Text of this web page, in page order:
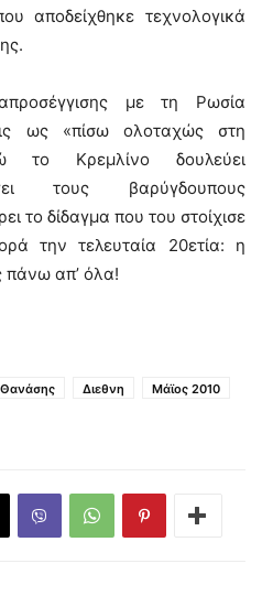
αποδείχθηκε τεχνολογικά
με τη Ρωσία
ως «πίσω ολοταχώς στη
το Κρεμλίνο δουλεύει
τους βαρύγδουπους
το δίδαγμα που του στοίχισε
την τελευταία 20ετία: η
πάνω απ’ όλα!
Θανάσης Διεθνη
Μάϊος 2010